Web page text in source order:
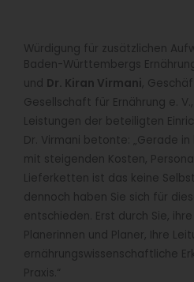
Würdigung für zusätzlichen
Baden-Württembergs
und Dr. Kiran Virmani,
Gesellschaft für Ernährung e.
Leistungen der beteiligten
Dr. Virmani betonte: „Gerade
mit steigenden Kosten,
Lieferketten ist das keine
dennoch haben Sie sich für
entschieden. Erst durch Sie,
Planerinnen und Planer, Ihre
ernährungswissenschaftliche
Praxis.“